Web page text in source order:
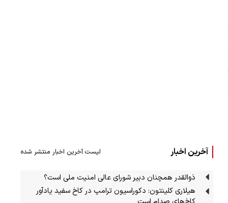
آخرین اخبار لیست آخرین اخبار منتشر شده
ذوالقدر همچنان دبیر شورای ‌عالی امنیت ملی است؟
هیلاری کلینتون: دکوراسیون ترامپ در کاخ سفید یادآور